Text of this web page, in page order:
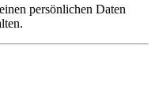
persönlichen Daten